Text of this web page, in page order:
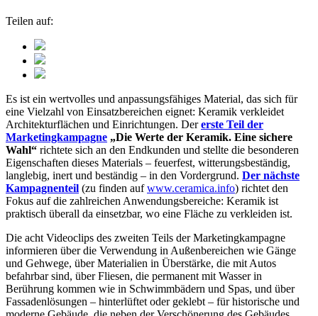
Teilen auf:
Es ist ein wertvolles und anpassungsfähiges Material, das sich für
eine Vielzahl von Einsatzbereichen eignet: Keramik verkleidet
Architekturflächen und Einrichtungen. Dererste Teil der
Marketingkampagne „Die Werte der Keramik. Eine sichere
Wahl“ richtete sich an den Endkunden und stellte die besonderen
Eigenschaften dieses Materials – feuerfest, witterungsbeständig,
langlebig, inert und beständig – in den Vordergrund. Der nächste
Kampagnenteil (zu finden aufwww.ceramica.info) richtet den
Fokus auf die zahlreichen Anwendungsbereiche: Keramik ist
praktisch überall da einsetzbar, wo eine Fläche zu verkleiden ist.
Die acht Videoclips des zweiten Teils der Marketingkampagne
informieren über die Verwendung in Außenbereichen wie Gänge
und Gehwege, über Materialien in Überstärke, die mit Autos
befahrbar sind, über Fliesen, die permanent mit Wasser in
Berührung kommen wie in Schwimmbädern und Spas, und über
Fassadenlösungen – hinterlüftet oder geklebt – für historische und